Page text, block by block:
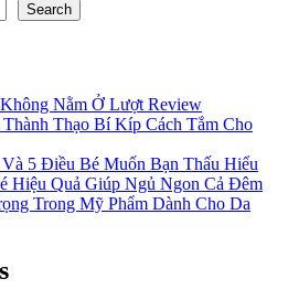
Search
Nằm Ở Lượt Review
Thạo Bí Kíp Cách Tắm Cho
Và 5 Điều Bé Muốn Bạn Thấu Hiểu
Hiệu Quả Giúp Ngủ Ngon Cả Đêm
Trong Mỹ Phẩm Dành Cho Da